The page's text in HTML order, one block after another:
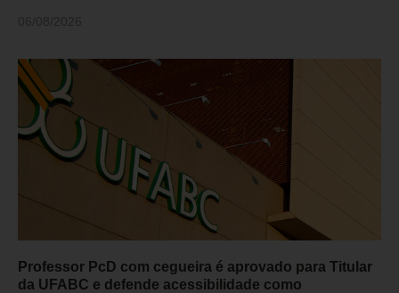
Professor PcD com cegueira é aprovado para Titular
da UFABC e defende acessibilidade como